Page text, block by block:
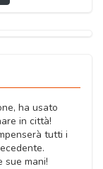
ha usato
in città!
tutti i
sue mani!